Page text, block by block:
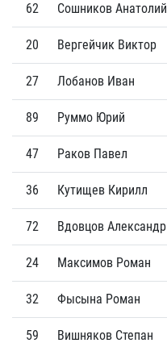
62 Сошников Анатолий
20 Вергейчик Виктор
27 Лобанов Иван
89 Руммо Юрий
47 Раков Павел
36 Кутищев Кирилл
72 Вдовцов Александр
24 Максимов Роман
32 Фысына Роман
59 Вишняков Степан